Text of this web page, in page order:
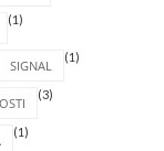
(1)
SIGNAL
(1)
(3)
(1)